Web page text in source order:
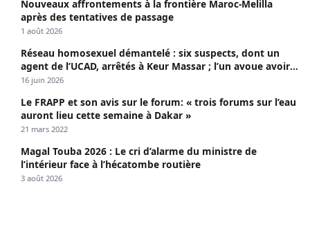
Nouveaux affrontements à la frontière Maroc-Melilla
après des tentatives de passage
1 août 2026
Réseau homosexuel démantelé : six suspects, dont un
agent de l’UCAD, arrêtés à Keur Massar ; l’un avoue avoir
propagé le VIH depuis 2018
16 juin 2026
Le FRAPP et son avis sur le forum: « trois forums sur l’eau
auront lieu cette semaine à Dakar »
21 mars 2022
Magal Touba 2026 : Le cri d’alarme du ministre de
l’intérieur face à l’hécatombe routière
3 août 2026